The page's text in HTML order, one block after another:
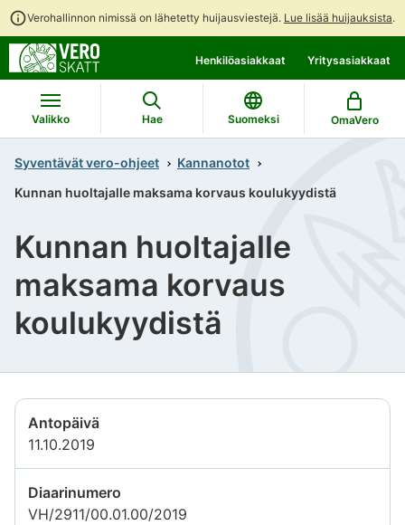
Verohallinnon nimissä on lähetetty huijausviestejä. Lue lisää huijauksista.
suoraan
sisältöön
koko
sivuston
hakuun
Henkilöasiakkaat Yritysasiakkaat
Valikko Hae Suomeksi OmaVero
Syventävät vero-ohjeet
Kannanotot
Kunnan huoltajalle maksama korvaus koulukyydistä
Kunnan huoltajalle
maksama korvaus
koulukyydistä
Antopäivä
11.10.2019
Diaarinumero
VH/2911/00.01.00/2019